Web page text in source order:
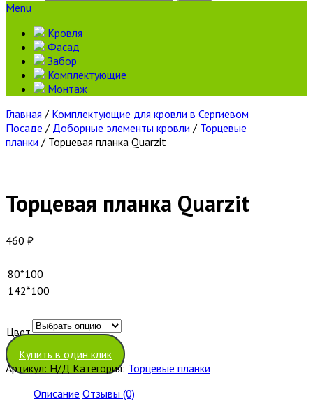
Menu
Кровля
Фасад
Забор
Комплектующие
Монтаж
Главная / Комплектующие для кровли в Сергиевом
Посаде / Доборные элементы кровли / Торцевые
планки / Торцевая планка Quarzit
Торцевая планка Quarzit
460 ₽
80*100
142*100
Цвет
Очистить
Купить в один клик
Артикул: Н/Д Категория: Торцевые планки
Описание Отзывы (0)